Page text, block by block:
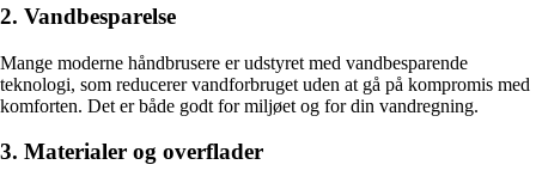
2. Vandbesparelse
Mange moderne håndbrusere er udstyret med vandbesparende
teknologi, som reducerer vandforbruget uden at gå på kompromis med
komforten. Det er både godt for miljøet og for din vandregning.
3. Materialer og overflader